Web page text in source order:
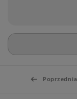
Poprzednia